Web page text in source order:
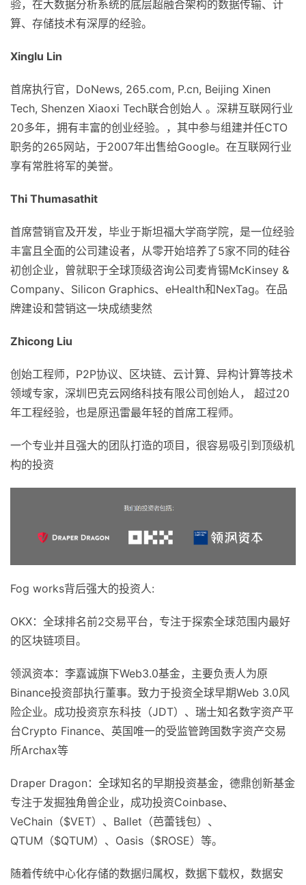
验，在大数据分析系统的底层超融合架构的数据传输、计
算、存储技术有深厚的经验。
Xinglu Lin
首席执行官，DoNews, 265.com, P.cn, Beijing Xinen
Tech, Shenzen Xiaoxi Tech联合创始人 。深耕互联网行业
20多年，拥有丰富的创业经验。，其中参与组建并任CTO
职务的265网站，于2007年出售给Google。在互联网行业
享有常胜将军的美誉。
Thi Thumasathit
首席营销官及开发，毕业于斯坦福大学商学院，是一位经验
丰富且全面的公司建设者，从零开始培养了5家不同的硅谷
初创企业，曾就职于全球顶级咨询公司麦肯锡McKinsey &
Company、Silicon Graphics、eHealth和NexTag。在品
牌建设和营销这一块成绩斐然
Zhicong Liu
创始工程师，P2P协议、区块链、云计算、异构计算等技术
领域专家，深圳巴克云网络科技有限公司创始人， 超过20
年工程经验，也是原迅雷最年轻的首席工程师。
一个专业并且强大的团队打造的项目，很容易吸引到顶级机
构的投资
Fog works背后强大的投资人:
OKX：全球排名前2交易平台，专注于探索全球范围内最好
的区块链项目。
领沨资本：李嘉诚旗下Web3.0基金，主要负责人为原
Binance投资部执行董事。致力于投资全球早期Web 3.0风
险企业。成功投资京东科技（JDT）、瑞士知名数字资产平
台Crypto Finance、英国唯一的受监管跨国数字资产交易
所Archax等
Draper Dragon：全球知名的早期投资基金，德鼎创新基金
专注于发掘独角兽企业，成功投资Coinbase、
VeChain（$VET）、Ballet（芭蕾钱包）、
QTUM（$QTUM）、Oasis（$ROSE）等。
随着传统中心化存储的数据归属权，数据下载权，数据安